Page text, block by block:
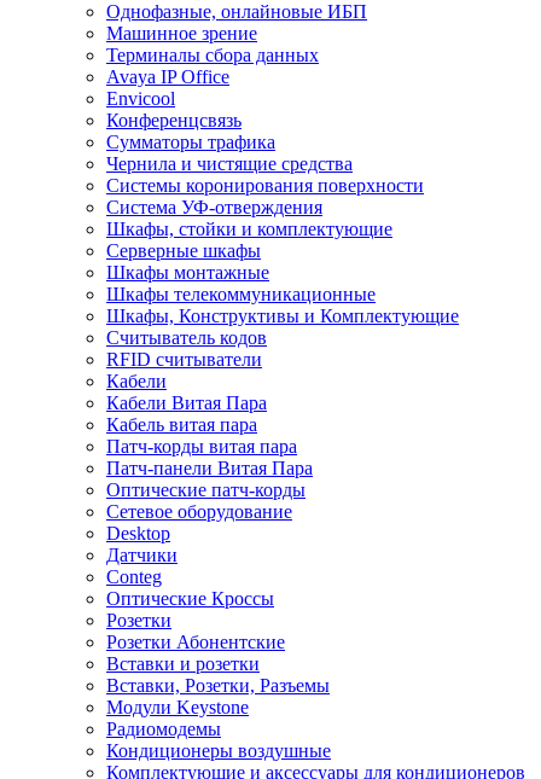
Однофазные, онлайновые ИБП
Машинное зрение
Терминалы сбора данных
Avaya IP Office
Envicool
Конференцсвязь
Сумматоры трафика
Чернила и чистящие средства
Системы коронирования поверхности
Cистема УФ-отверждения
Шкафы, стойки и комплектующие
Серверные шкафы
Шкафы монтажные
Шкафы телекоммуникационные
Шкафы, Конструктивы и Комплектующие
Считыватель кодов
RFID считыватели
Кабели
Кабели Витая Пара
Кабель витая пара
Патч-корды витая пара
Патч-панели Витая Пара
Оптические патч-корды
Сетевое оборудование
Desktop
Датчики
Conteg
Оптические Кроссы
Розетки
Розетки Абонентские
Вставки и розетки
Вставки, Розетки, Разъемы
Модули Keystone
Радиомодемы
Кондиционеры воздушные
Комплектующие и аксессуары для кондиционеров